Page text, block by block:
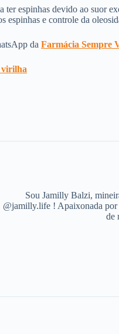
ter espinhas devido ao suor
espinhas e controle da
da Farmácia Sempre
virilha
Sou Jamilly Balzi,
@jamilly.life ! Apaixonada
de